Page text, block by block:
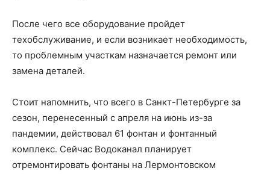
После чего все оборудование пройдет
техобслуживание, и если возникает необходимость,
то проблемным участкам назначается ремонт или
замена деталей.
Стоит напомнить, что всего в Санкт-Петербурге за
сезон, перенесенный с апреля на июнь из-за
пандемии, действовал 61 фонтан и фонтанный
комплекс. Сейчас Водоканал планирует
отремонтировать фонтаны на Лермонтовском